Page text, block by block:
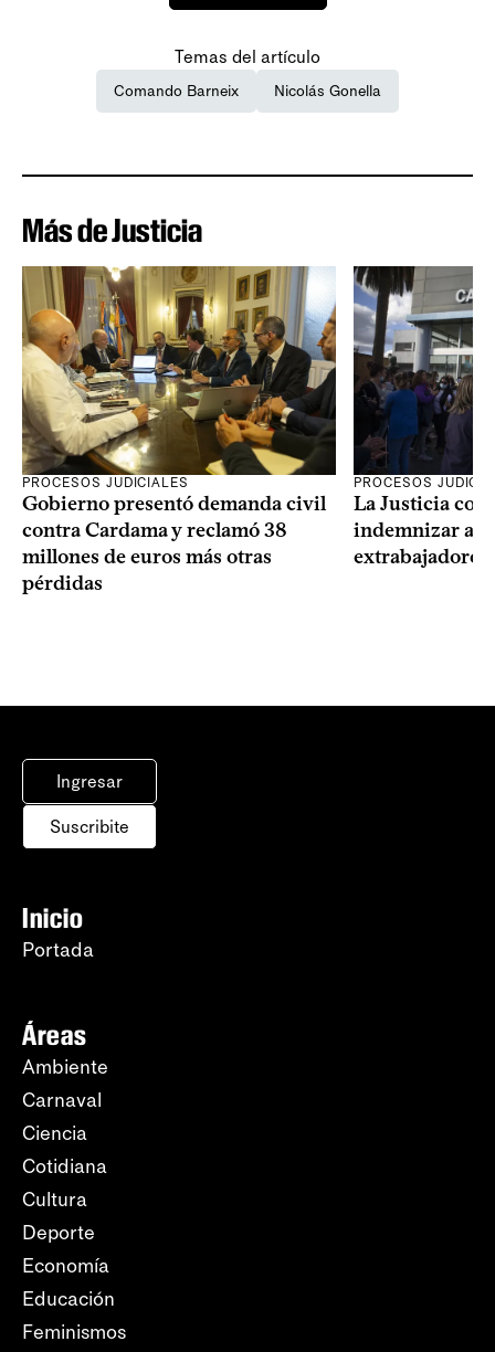
Temas del artículo
Comando Barneix Nicolás Gonella
Más de Justicia
PROCESOS JUDICIALES
Gobierno presentó demanda civil
contra Cardama y reclamó 38
millones de euros más otras
pérdidas
PROCESOS
La Justicia
indemnizar a
extrabajadores
Ingresar
Suscribite
Inicio
Portada
Áreas
Ambiente
Carnaval
Ciencia
Cotidiana
Cultura
Deporte
Economía
Educación
Feminismos